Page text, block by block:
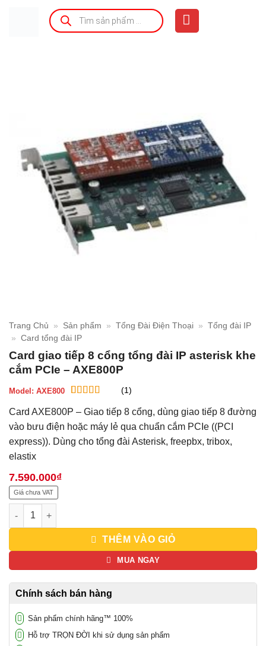
Tìm
kiếm
sản
phẩm
Trang Chủ » Sản phẩm » Tổng Đài Điện Thoại »
Tổng đài IP
»
Card tổng đài IP
Card giao tiếp 8 cổng tổng đài IP asterisk khe
cắm PCIe – AXE800P
Model: AXE800
trênđánh
giá
(1)
Card AXE800P – Giao tiếp 8 cổng, dùng giao tiếp 8 đường
vào bưu điện hoặc máy lẻ qua chuẩn cắm PCIe ((PCI
express)). Dùng cho tổng đài Asterisk, freepbx, tribox,
elastix
7.590.000₫
Giá chưa VAT
Card giao tiếp 8 cổng tổng đài IP asterisk khe cắm PCIe -
THÊM VÀO GIỎ
MUA NGAY
Chính sách bán hàng
Sản phẩm chính hãng™ 100%
Hỗ trợ TRỌN ĐỜI khi sử dụng sản phẩm